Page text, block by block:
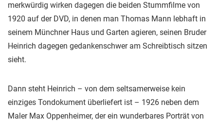
merkwürdig wirken dagegen die beiden Stummfilme von
1920 auf der DVD, in denen man Thomas Mann lebhaft in
seinem Münchner Haus und Garten agieren, seinen Bruder
Heinrich dagegen gedankenschwer am Schreibtisch sitzen
sieht.
Dann steht Heinrich – von dem seltsamerweise kein
einziges Tondokument überliefert ist – 1926 neben dem
Maler Max Oppenheimer, der ein wunderbares Porträt von